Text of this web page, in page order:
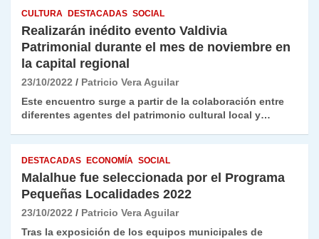
CULTURA DESTACADAS SOCIAL
Realizarán inédito evento Valdivia
Patrimonial durante el mes de noviembre en
la capital regional
23/10/2022
Patricio Vera Aguilar
Este encuentro surge a partir de la colaboración entre
diferentes agentes del patrimonio cultural local y…
DESTACADAS ECONOMÍA SOCIAL
Malalhue fue seleccionada por el Programa
Pequeñas Localidades 2022
23/10/2022
Patricio Vera Aguilar
Tras la exposición de los equipos municipales de